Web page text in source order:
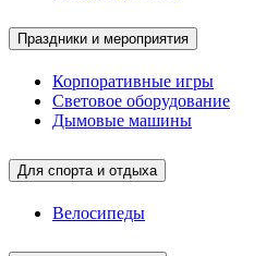
Праздники и мероприятия
Корпоративные игры
Световое оборудование
Дымовые машины
Для спорта и отдыха
Велосипеды